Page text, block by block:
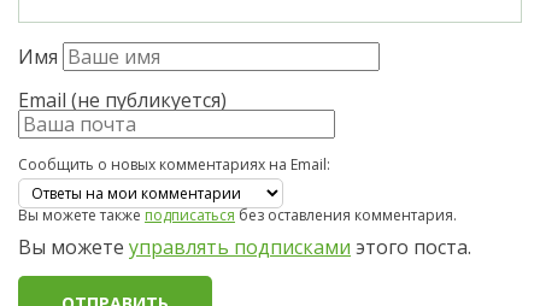
Имя
Email (не публикуется)
Сообщить о новых комментариях на Email:
Вы можете такжеподписатьсябез оставления комментария.
Вы можете управлять подписками этого поста.